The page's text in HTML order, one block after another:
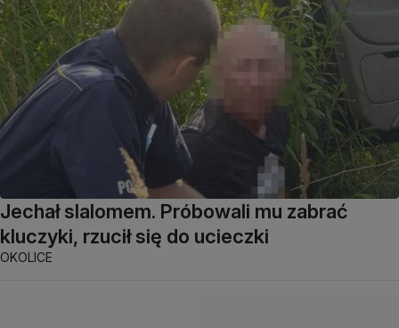
Jechał slalomem. Próbowali mu zabrać
kluczyki, rzucił się do ucieczki
OKOLICE